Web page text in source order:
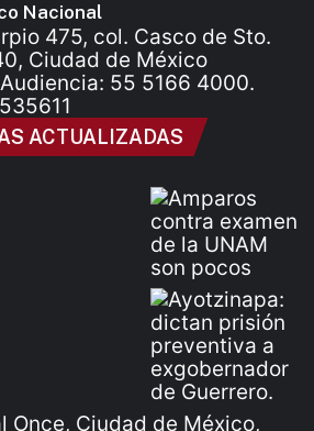
Nacional
475, col. Casco de Sto.
Ciudad de México
55 5166 4000.
ACTUALIZADAS
Once, Ciudad de México,